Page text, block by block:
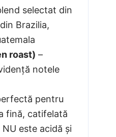
selectat din
Brazilia,
roast) –
notele
pentru
fină, catifelată
este acidă și